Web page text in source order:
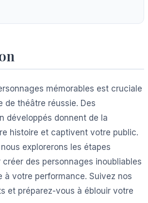
mémorables est cruciale
de théâtre réussie. Des
développés donnent de la
histoire et captivent votre public.
explorerons les étapes
des personnages inoubliables
à votre performance. Suivez nos
et préparez-vous à éblouir votre